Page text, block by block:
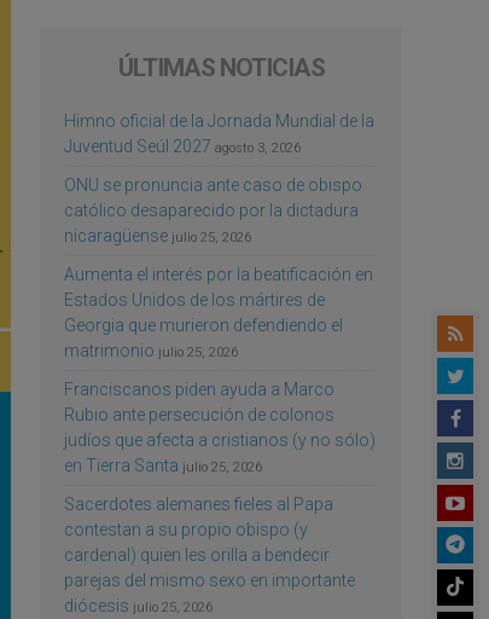
ÚLTIMAS NOTICIAS
Himno oficial de la Jornada Mundial de la
Juventud Seúl 2027 agosto 3, 2026
ONU se pronuncia ante caso de obispo
católico desaparecido por la dictadura
nicaragüense julio 25, 2026
Aumenta el interés por la beatificación en
Estados Unidos de los mártires de
Georgia que murieron defendiendo el
matrimonio julio 25, 2026
Franciscanos piden ayuda a Marco
Rubio ante persecución de colonos
judíos que afecta a cristianos (y no sólo)
en Tierra Santa julio 25, 2026
Sacerdotes alemanes fieles al Papa
contestan a su propio obispo (y
cardenal) quien les orilla a bendecir
parejas del mismo sexo en importante
diócesis julio 25, 2026